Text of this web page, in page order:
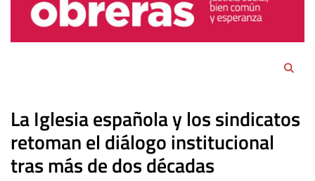
La Iglesia española y los sindicatos
retoman el diálogo institucional
tras más de dos décadas